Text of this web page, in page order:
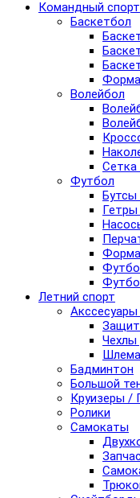
Командный спорт
Баскетбол
Форма
Волейбол
Сетка
Футбол
Летний спорт
Чехлы
Шлема
Бадминтон
Большой
Круизеры /
Ролики
Самокаты